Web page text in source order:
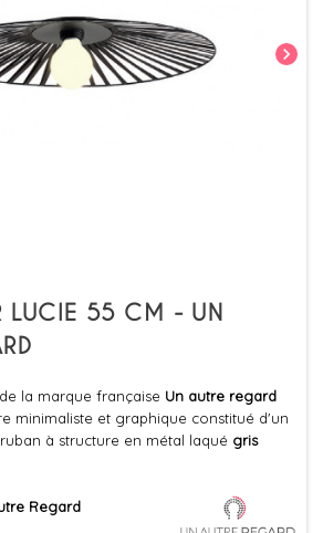
chevron_right
LUCIE 55 CM - UN
de la marque française Un autre regard
minimaliste et graphique constitué d'un
à structure en métal laqué gris
Regard